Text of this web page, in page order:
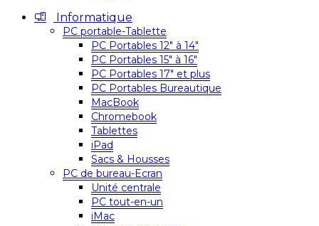
Informatique
PC portable-Tablette
PC Portables 12″ à 14″
PC Portables 15″ à 16″
PC Portables 17″ et plus
PC Portables Bureautique
MacBook
Chromebook
Tablettes
iPad
Sacs & Housses
PC de bureau-Ecran
Unité centrale
PC tout-en-un
iMac